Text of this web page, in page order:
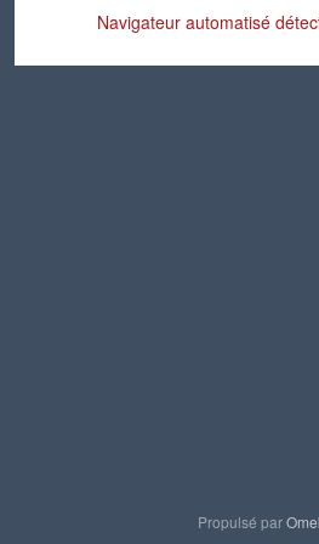
Navigateur automatisé
Propulsé par